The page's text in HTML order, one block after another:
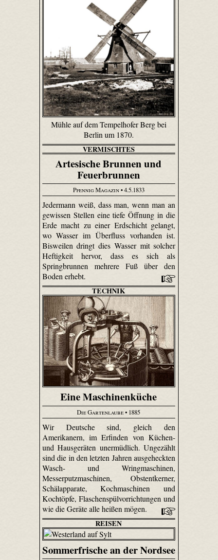
Mühle auf dem Tempelhofer Berg bei
Berlin um 1870.
VERMISCHTES
Artesische Brunnen und
Feuerbrunnen
Pfennig Magazin• 4.5.1833
Jedermann weiß, dass man, wenn man an
gewissen Stellen eine tiefe Öffnung in die
Erde macht zu einer Erdschicht gelangt,
wo Wasser im Überfluss vorhanden ist.
Bisweilen dringt dies Wasser mit solcher
Heftigkeit hervor, dass es sich als
Springbrunnen mehrere Fuß über den
Boden erhebt.
TECHNIK
Eine Maschinenküche
Die Gartenlaube• 1885
Wir Deutsche sind, gleich den
Amerikanern, im Erfinden von Küchen-
und Hausgeräten unermüdlich. Ungezählt
sind die in den letzten Jahren ausgeheckten
Wasch- und Wringmaschinen,
Messerputzmaschinen, Obstentkerner,
Schälapparate, Kochmaschinen und
Kochtöpfe, Flaschenspülvorrichtungen und
wie die Geräte alle heißen mögen.
REISEN
Sommerfrische an der Nordsee